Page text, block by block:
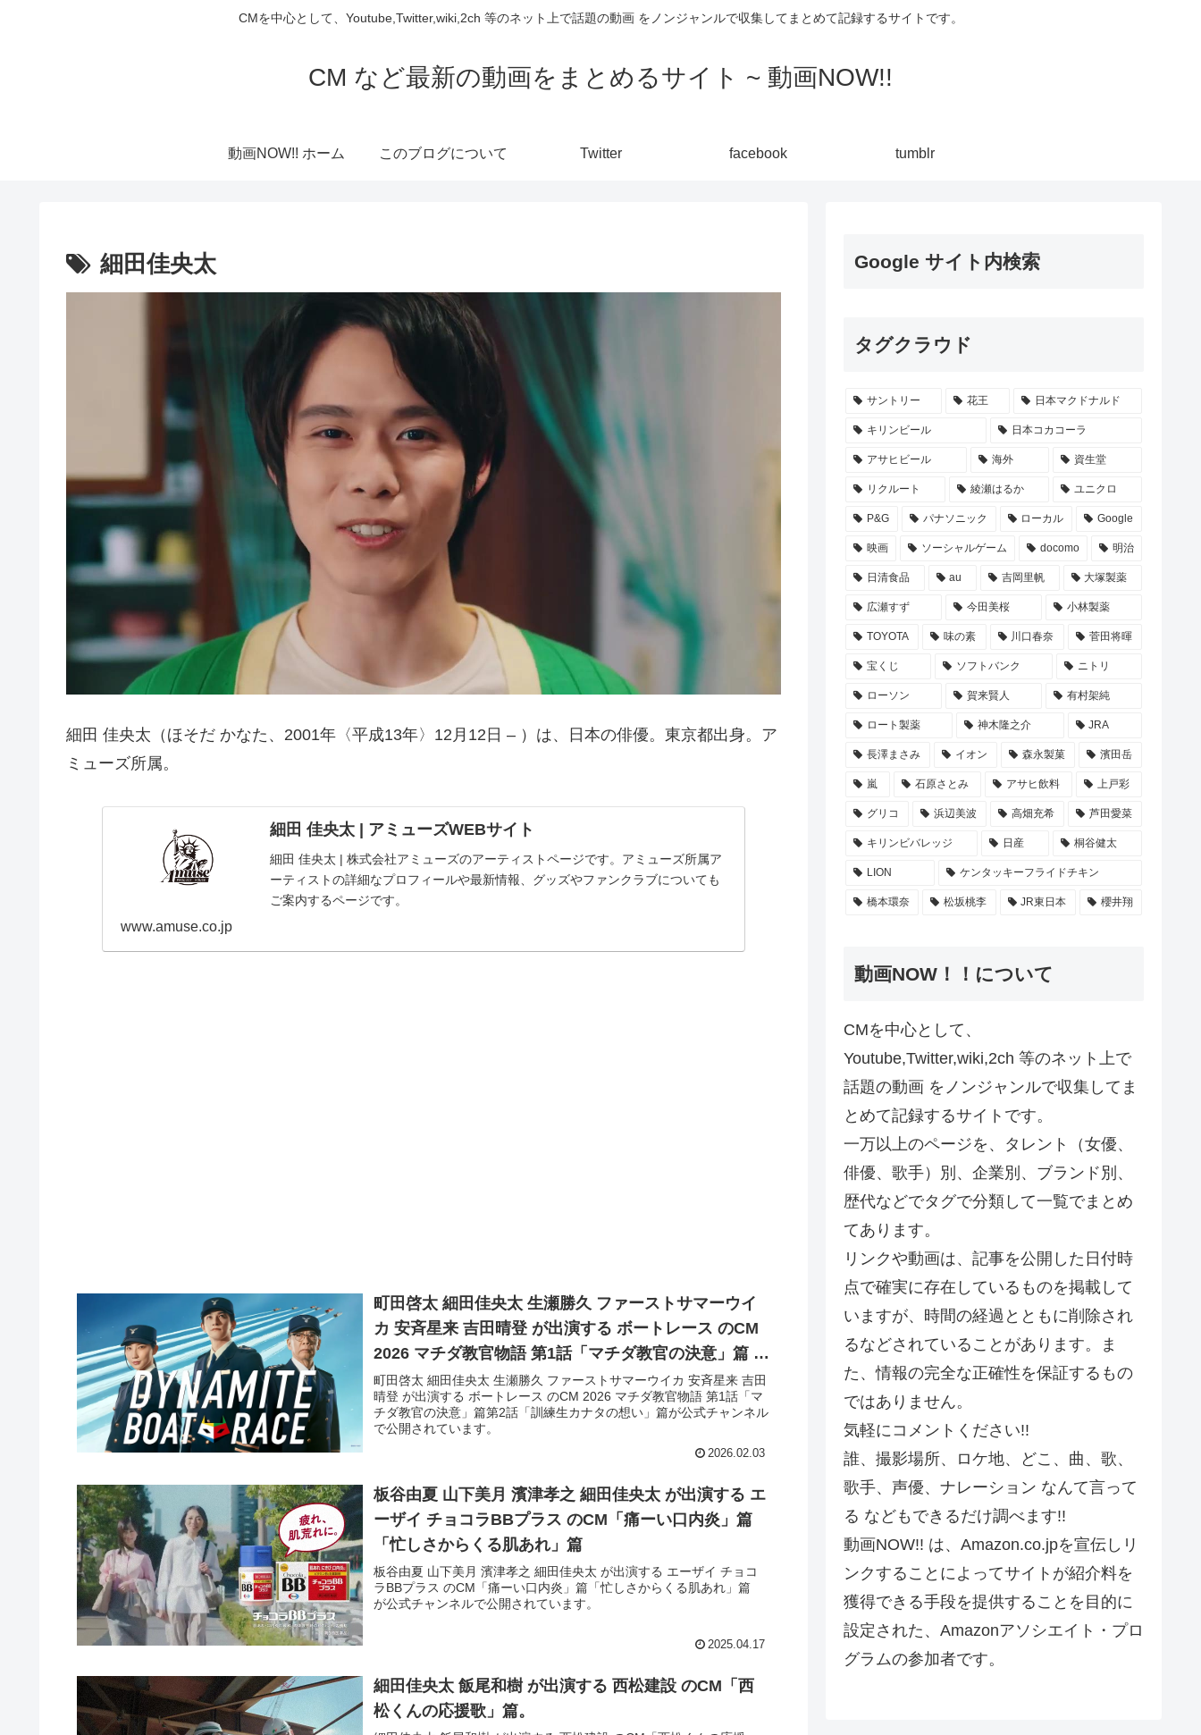
CMを中心として、Youtube,Twitter,wiki,2ch 等のネット上で話題の動画 をノンジャンルで収集してまとめて記録するサイトです。
CM など最新の動画をまとめるサイト ~ 動画NOW!!
動画NOW!! ホーム このブログについて Twitter facebook tumblr
細田佳央太
細田 佳央太（ほそだ かなた、2001年〈平成13年〉12月12日 – ）は、日本の俳優。東京都出身。ア
ミューズ所属。
細田 佳央太 | アミューズWEBサイト
細田 佳央太 | 株式会社アミューズのアーティストページです。アミューズ所属ア
ーティストの詳細なプロフィールや最新情報、グッズやファンクラブについても
ご案内するページです。
www.amuse.co.jp
町田啓太 細田佳央太 生瀬勝久 ファーストサマーウイ
カ 安斉星来 吉田晴登 が出演する ボートレース のCM
2026 マチダ教官物語 第1話「マチダ教官の決意」篇 第
2話「訓練生カナタの想い」篇
町田啓太 細田佳央太 生瀬勝久 ファーストサマーウイカ 安斉星来 吉田
晴登 が出演する ボートレース のCM 2026 マチダ教官物語 第1話「マ
チダ教官の決意」篇第2話「訓練生カナタの想い」篇が公式チャンネル
で公開されています。
2026.02.03
板谷由夏 山下美月 濱津孝之 細田佳央太 が出演する エ
ーザイ チョコラBBプラス のCM「痛ーい口内炎」篇
「忙しさからくる肌あれ」篇
板谷由夏 山下美月 濱津孝之 細田佳央太 が出演する エーザイ チョコ
ラBBプラス のCM「痛ーい口内炎」篇「忙しさからくる肌あれ」篇
が公式チャンネルで公開されています。
2025.04.17
細田佳央太 飯尾和樹 が出演する 西松建設 のCM「西
松くんの応援歌」篇。
Google サイト内検索
タグクラウド
サントリー 花王 日本マクドナルド
キリンビール 日本コカコーラ
アサヒビール 海外 資生堂
リクルート 綾瀬はるか ユニクロ
P&G パナソニック ローカル Google
映画 ソーシャルゲーム docomo 明治
日清食品 au 吉岡里帆 大塚製薬
広瀬すず 今田美桜 小林製薬
TOYOTA 味の素 川口春奈 菅田将暉
宝くじ ソフトバンク ニトリ
ローソン 賀来賢人 有村架純
ロート製薬 神木隆之介 JRA
長澤まさみ イオン 森永製菓 濱田岳
嵐 石原さとみ アサヒ飲料 上戸彩
グリコ 浜辺美波 高畑充希 芦田愛菜
キリンビバレッジ 日産 桐谷健太
LION ケンタッキーフライドチキン
橋本環奈 松坂桃李 JR東日本 櫻井翔
動画NOW！！について
CMを中心として、
Youtube,Twitter,wiki,2ch 等のネット上で
話題の動画 をノンジャンルで収集してま
とめて記録するサイトです。
一万以上のページを、タレント（女優、
俳優、歌手）別、企業別、ブランド別、
歴代などでタグで分類して一覧でまとめ
てあります。
リンクや動画は、記事を公開した日付時
点で確実に存在しているものを掲載して
いますが、時間の経過とともに削除され
るなどされていることがあります。ま
た、情報の完全な正確性を保証するもの
ではありません。
気軽にコメントください!!
誰、撮影場所、ロケ地、どこ、曲、歌、
歌手、声優、ナレーション なんて言って
る などもできるだけ調べます!!
動画NOW!! は、Amazon.co.jpを宣伝しリ
ンクすることによってサイトが紹介料を
獲得できる手段を提供することを目的に
設定された、Amazonアソシエイト・プロ
グラムの参加者です。